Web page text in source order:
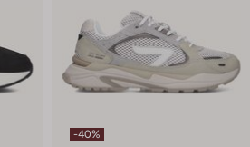
-40%